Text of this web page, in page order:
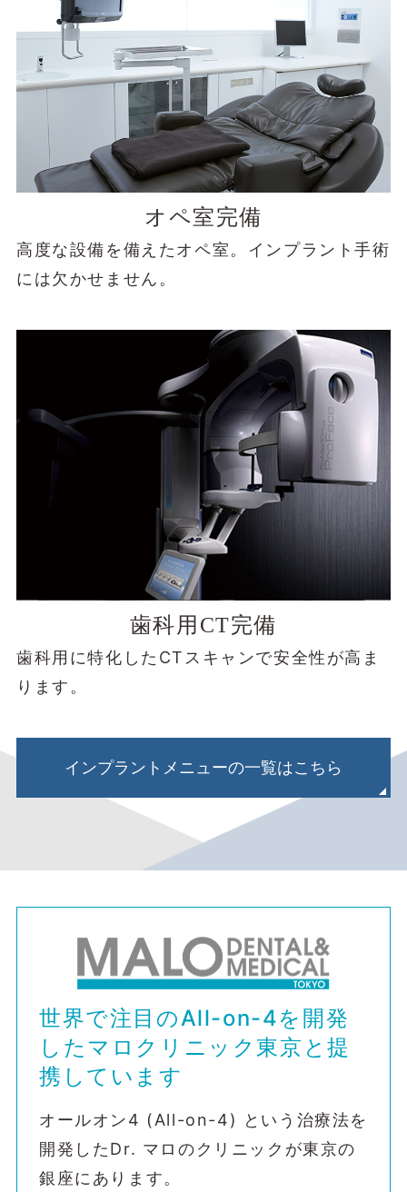
オペ室完備
高度な設備を備えたオペ室。インプラント手術
には欠かせません。
歯科用CT完備
歯科用に特化したCTスキャンで安全性が高ま
ります。
インプラントメニューの一覧はこちら
世界で注目のAll-on-4を開発
したマロクリニック東京と提
携しています
オールオン4 (All-on-4) という治療法を
開発したDr. マロのクリニックが東京の
銀座にあります。